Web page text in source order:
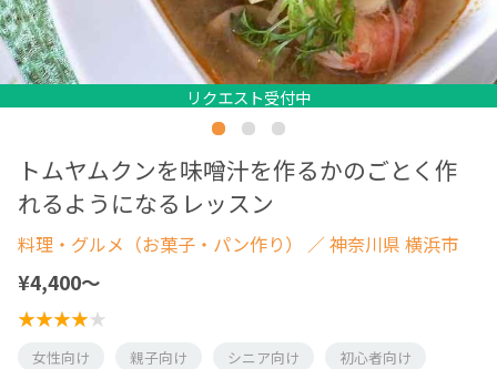
リクエスト受付中
リクエスト受付中
リクエスト受付中
リクエスト受付中
トムヤムクンを味噌汁を作るかのごとく作
れるようになるレッスン
料理・グルメ（お菓子・パン作り） ／ 神奈川県 横浜市
¥4,400〜
女性向け 親子向け シニア向け
初心者向け